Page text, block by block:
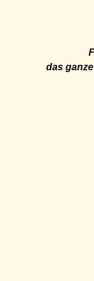
das